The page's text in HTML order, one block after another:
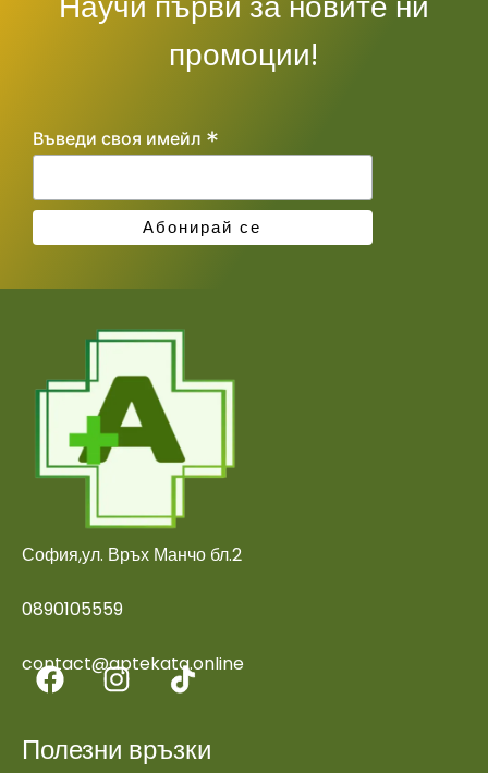
промоции!
Въведи своя имейл *
София,ул. Връх Манчо бл.2
0890105559
contact@aptekata.online
Полезни връзки